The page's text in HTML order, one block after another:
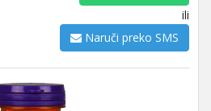
ili
Naruči preko SMS